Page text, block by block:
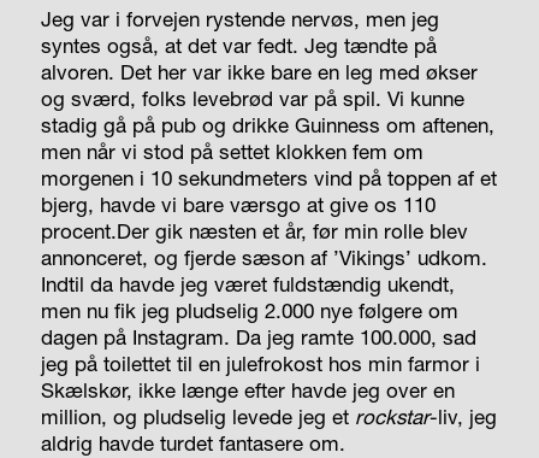
Jeg var i forvejen rystende nervøs, men jeg
syntes også, at det var fedt. Jeg tændte på
alvoren. Det her var ikke bare en leg med økser
og sværd, folks levebrød var på spil. Vi kunne
stadig gå på pub og drikke Guinness om aftenen,
men når vi stod på settet klokken fem om
morgenen i 10 sekundmeters vind på toppen af et
bjerg, havde vi bare værsgo at give os 110
procent.Der gik næsten et år, før min rolle blev
annonceret, og fjerde sæson af ’Vikings’ udkom.
Indtil da havde jeg været fuldstændig ukendt,
men nu fik jeg pludselig 2.000 nye følgere om
dagen på Instagram. Da jeg ramte 100.000, sad
jeg på toilettet til en julefrokost hos min farmor i
Skælskør, ikke længe efter havde jeg over en
million, og pludselig levede jeg et rockstar-liv, jeg
aldrig havde turdet fantasere om.